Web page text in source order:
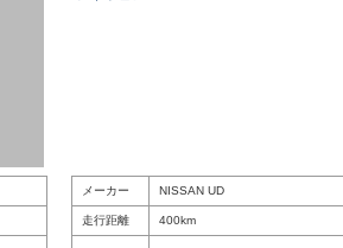
メーカー NISSAN UD
走行距離 400km